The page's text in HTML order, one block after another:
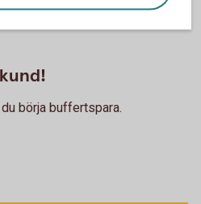
börja buffertspara.